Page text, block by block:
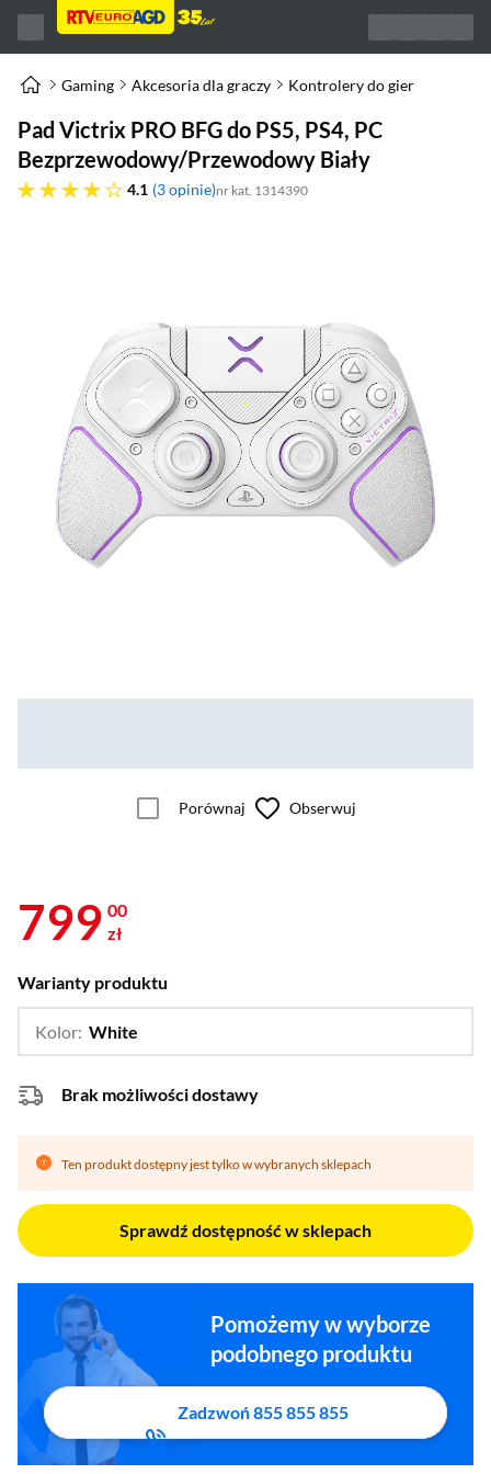
Gaming Akcesoria dla graczy Kontrolery do gier
Pad Victrix PRO BFG do PS5, PS4, PC
Bezprzewodowy/Przewodowy Biały
4.1
4.1 gwiazdek 3 opinie nr kat. 1314390
Porównaj Obserwuj
799 00
zł
Warianty produktu
Kolor: White
Brak możliwości dostawy
Ten produkt dostępny jest tylko w wybranych sklepach
Sprawdź dostępność w sklepach
Pomożemy w wyborze
podobnego produktu
Zadzwoń 855 855 855